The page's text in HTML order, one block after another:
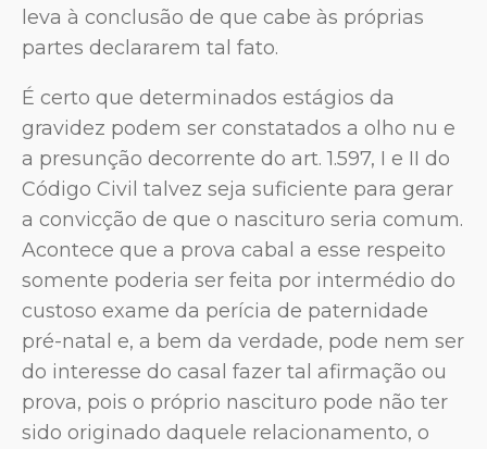
leva à conclusão de que cabe às próprias
partes declararem tal fato.
É certo que determinados estágios da
gravidez podem ser constatados a olho nu e
a presunção decorrente do art. 1.597, I e II do
Código Civil talvez seja suficiente para gerar
a convicção de que o nascituro seria comum.
Acontece que a prova cabal a esse respeito
somente poderia ser feita por intermédio do
custoso exame da perícia de paternidade
pré-natal e, a bem da verdade, pode nem ser
do interesse do casal fazer tal afirmação ou
prova, pois o próprio nascituro pode não ter
sido originado daquele relacionamento, o